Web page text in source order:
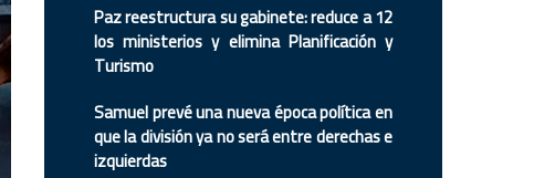
Paz reestructura su gabinete: reduce a 12
los ministerios y elimina Planificación y
Turismo
Samuel prevé una nueva época política en
que la división ya no será entre derechas e
izquierdas